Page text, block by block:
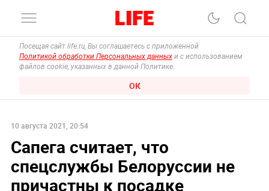
Посещая сайт life.ru, Вы соглашаетесь с приложенной
Политикой обработки Персональных данных и с использованием
файлов cookie, указанных в данной Политике.
ОК
10 августа 2021, 20:54
Сапега считает, что
спецслужбы Белоруссии не
причастны к посадке